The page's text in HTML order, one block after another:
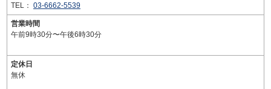
TEL： 03-6662-5539
営業時間
午前9時30分〜午後6時30分
定休日
無休